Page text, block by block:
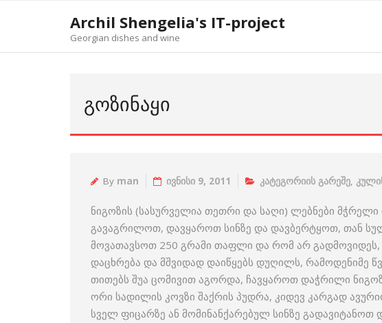
Archil Shengelia's IT-project
Georgian dishes and wine
ᲒᲝᲖᲘᲜᲐᲧᲘ
By man ივნისი 9, 2011 კატეგორიის გარეშე,
ნიგოზის (სასურველია თეთრი და საღი) ლებნები
გავაგრილოთ, დავყაროთ სინზე და დავბერტყოთ, თან
მოვათავსოთ 250 გრამი თაფლი და რომ არ
დაცხრება და მშვიდად დაიწყებს დუღილს, რამოდენიმე
თითებს შუა ცომივით აგორდა, ჩავყაროთ დაჭრილი
ორი სადილის კოვზი შაქრის პუდრა, კიდევ კარგად
სველ ფიცარზე ან მომინანქარებულ სინზე